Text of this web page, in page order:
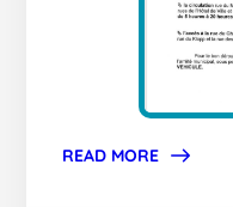
READ MORE